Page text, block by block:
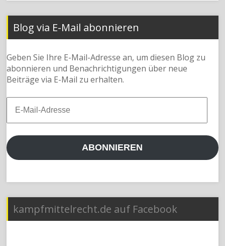
Blog via E-Mail abonnieren
Geben Sie Ihre E-Mail-Adresse an, um diesen Blog zu
abonnieren und Benachrichtigungen über neue
Beiträge via E-Mail zu erhalten.
Mail-
Adresse
ABONNIEREN
kampfmittelrecht.de auf Facebook